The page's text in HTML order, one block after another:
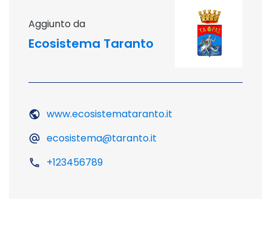
aggiunto da
Ecosistema Taranto
www.ecosistemataranto.it
ecosistema@taranto.it
+123456789